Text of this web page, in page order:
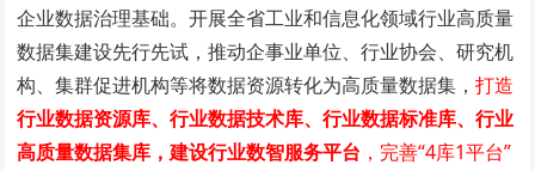
企业数据治理基础。开展全省工业和信息化领域行业高质量
数据集建设先行先试，推动企事业单位、行业协会、研究机
构、集群促进机构等将数据资源转化为高质量数据集，打造
行业数据资源库、行业数据技术库、行业数据标准库、行业
高质量数据集库，建设行业数智服务平台 ，完善“4库1平台”